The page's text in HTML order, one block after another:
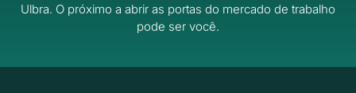
Ulbra. O próximo a abrir as portas do mercado de trabalho
pode ser você.